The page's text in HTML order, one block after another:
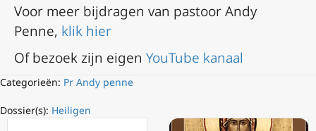
Voor meer bijdragen van pastoor Andy
Penne, klik hier
Of bezoek zijn eigen YouTube kanaal
Categorieën: Pr Andy penne
Dossier(s): Heiligen